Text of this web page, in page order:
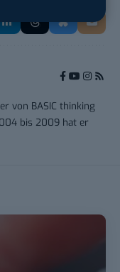
von BASIC thinking
bis 2009 hat er